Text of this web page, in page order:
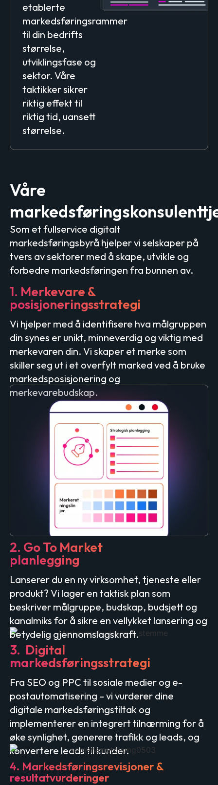
etablerte
markedsføringsrammer
til din bedrifts
størrelse,
utviklingsfase og
sektor. Våre
taktikker sikrer
riktig effekt til
riktig tid, uansett
størrelse.
Våre
Som et fullservice digitalt
markedsføringsbyrå hjelper vi selskaper på
tvers av sektorer med å skape, utvikle og
forbedre markedsføringen fra bunnen av.
1. Merkevare &
posisjoneringsstrategi
Vi hjelper med å identifisere hva målgruppen
din synes er unikt, minneverdig og viktig med
merkevaren din. Vi skaper et merke som
skiller seg ut i et overfylt marked ved å bruke
markedsposisjonering og
merkevarebudskap.
2. Go To Market
planlegging
Lanserer du en ny virksomhet, tjeneste eller
produkt? Vi lager en taktisk plan som
beskriver målgruppe, budskap, budsjett og
kanalmiks for å sikre en vellykket lansering og
betydelig gjennomslagskraft.
3. Digital
markedsføringsstrategi
Fra SEO og PPC til sosiale medier og e-
postautomatisering – vi vurderer dine
digitale markedsføringstiltak og
implementerer en integrert tilnærming for å
øke synlighet, generere trafikk og leads, og
konvertere leads til kunder.
4. Markedsføringsrevisjoner &
resultatvurderinger